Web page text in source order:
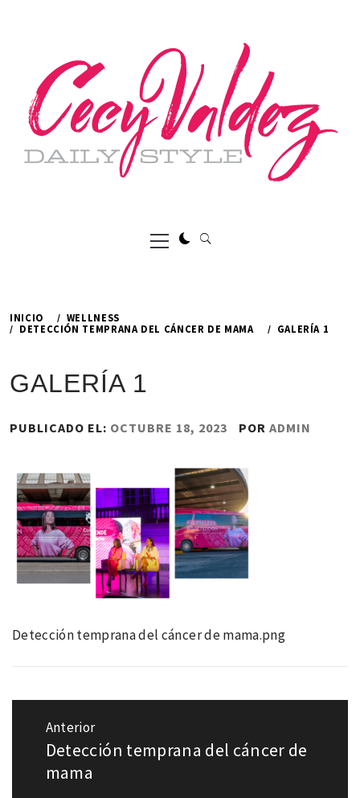
Menú
principal
INICIO
WELLNESS
DETECCIÓN TEMPRANA DEL CÁNCER DE MAMA
GALERÍA 1
GALERÍA 1
PUBLICADO EL: OCTUBRE 18, 2023 POR ADMIN
Detección temprana del cáncer de mama.png
Navegación
entradas
Anterior
Entrada
anterior:
Detección temprana del cáncer de
mama